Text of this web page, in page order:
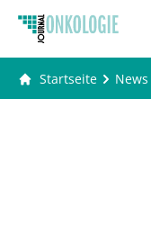
Startseite News